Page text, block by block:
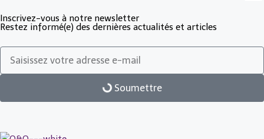
Inscrivez-vous à notre newsletter
Restez informé(e) des dernières actualités et articles
Soumettre